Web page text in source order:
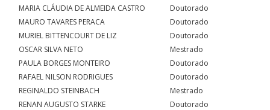
MARIA CLÁUDIA DE ALMEIDA CASTRO
Doutorado
MAURO TAVARES PERACA
Doutorado
MURIEL BITTENCOURT DE LIZ
Doutorado
OSCAR SILVA NETO
Mestrado
PAULA BORGES MONTEIRO
Doutorado
RAFAEL NILSON RODRIGUES
Doutorado
REGINALDO STEINBACH
Mestrado
RENAN AUGUSTO STARKE
Doutorado